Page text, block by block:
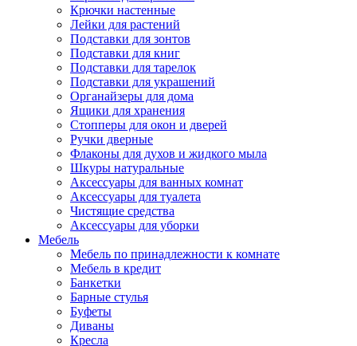
Крючки настенные
Лейки для растений
Подставки для зонтов
Подставки для книг
Подставки для тарелок
Подставки для украшений
Органайзеры для дома
Ящики для хранения
Стопперы для окон и дверей
Ручки дверные
Флаконы для духов и жидкого мыла
Шкуры натуральные
Аксессуары для ванных комнат
Аксессуары для туалета
Чистящие средства
Аксессуары для уборки
Мебель
Мебель по принадлежности к комнате
Мебель в кредит
Банкетки
Барные стулья
Буфеты
Диваны
Кресла